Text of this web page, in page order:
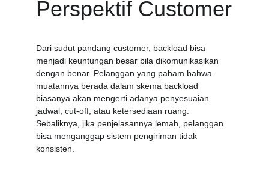
Perspektif Customer
Dari sudut pandang customer, backload bisa
menjadi keuntungan besar bila dikomunikasikan
dengan benar. Pelanggan yang paham bahwa
muatannya berada dalam skema backload
biasanya akan mengerti adanya penyesuaian
jadwal, cut-off, atau ketersediaan ruang.
Sebaliknya, jika penjelasannya lemah, pelanggan
bisa menganggap sistem pengiriman tidak
konsisten.